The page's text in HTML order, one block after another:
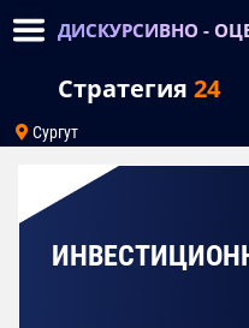
ДИСКУРСИВНО -
Стратегия 24
Сургут